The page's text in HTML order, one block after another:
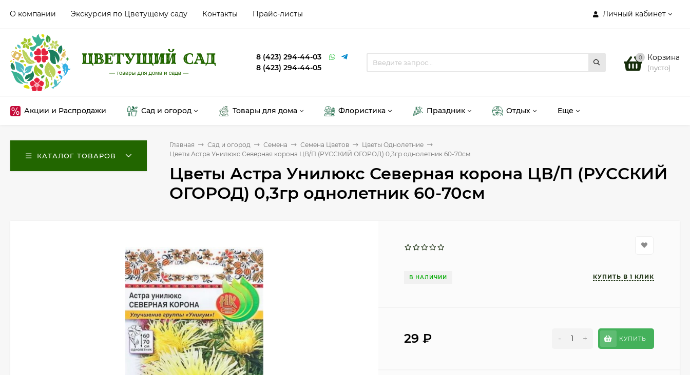
Личный кабинет
О компании Экскурсия по Цветущему саду Контакты Прайс-листы
8 (423) 294-44-03
8 (423) 294-44-05
0 Корзина
(пусто)
Акции и Распродажи Сад и огород Товары для дома Флористика Праздник Отдых Еще
КАТАЛОГ ТОВАРОВ
Главная Сад и огород Семена Семена Цветов
Цветы Однолетние
Цветы Астра Унилюкс Северная корона ЦВ/П (РУССКИЙ ОГОРОД) 0,3гр однолетник 60-70см
Цветы Астра Унилюкс Северная корона ЦВ/П (РУССКИЙ
ОГОРОД) 0,3гр однолетник 60-70см
В НАЛИЧИИ
29₽ - + КУПИТЬ